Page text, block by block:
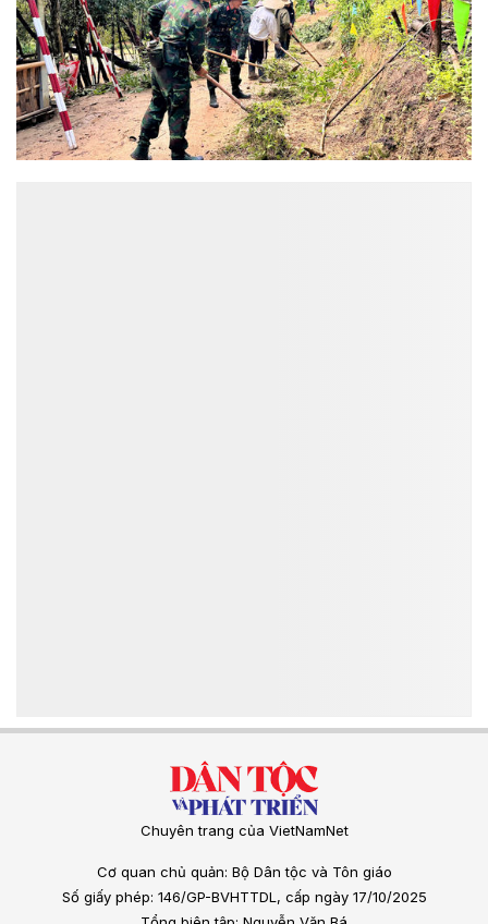
Chuyên trang của VietNamNet
Cơ quan chủ quản: Bộ Dân tộc và Tôn giáo
Số giấy phép: 146/GP-BVHTTDL, cấp ngày 17/10/2025